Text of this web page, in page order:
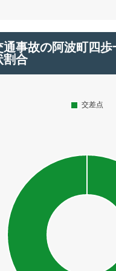
通事故の阿波町四歩
割合